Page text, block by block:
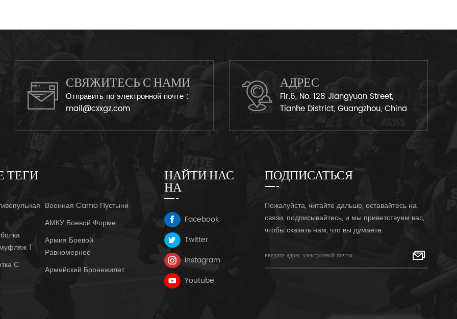
СВЯЖИТЕСЬ С НАМИ
Отправить по электронной почте :
mail@cxxgz.com
АДРЕС
Flr.6, No. 128 Jiangyuan Street,
Tianhe District, Guangzhou, China
ТЕГИ
Т
С
Военная Camo Пустыни
АМКУ Боевой Форме
Армия Боевой
Равномерное
Армейский Бронежилет
НАЙТИ НАС
НА
Facebook
Twitter
Instagram
Youtube
ПОДПИСАТЬСЯ
Пожалуйста, читайте дальше, оставайтесь на
связи, подписывайтесь, и мы приветствуем вас,
чтобы сказать нам, что вы думаете.